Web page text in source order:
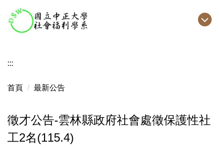
到
主
容
:::
首頁 最新公告
徵才公告-雲林縣政府社會處徵保護性社
工2名(115.4)